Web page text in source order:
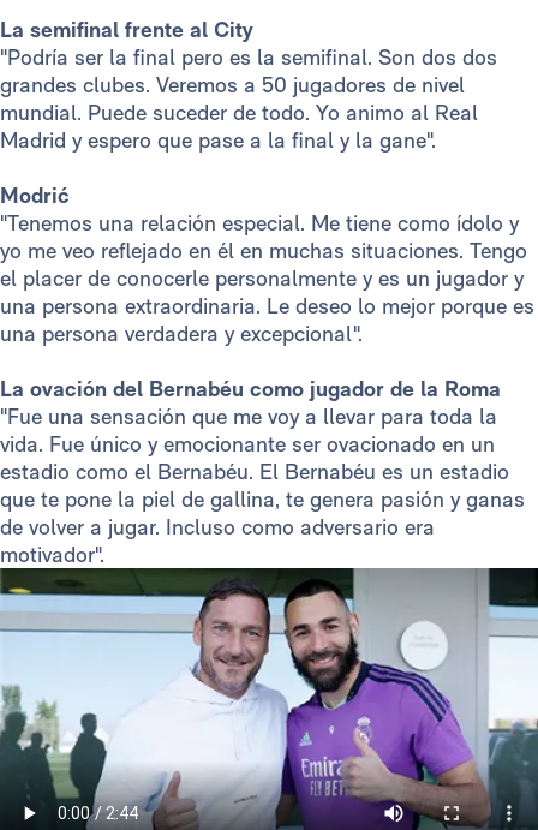
La semifinal frente al City
"Podría ser la final pero es la semifinal. Son dos dos
grandes clubes. Veremos a 50 jugadores de nivel
mundial. Puede suceder de todo. Yo animo al Real
Madrid y espero que pase a la final y la gane".
Modrić
"Tenemos una relación especial. Me tiene como ídolo y
yo me veo reflejado en él en muchas situaciones. Tengo
el placer de conocerle personalmente y es un jugador y
una persona extraordinaria. Le deseo lo mejor porque es
una persona verdadera y excepcional".
La ovación del Bernabéu como jugador de la Roma
"Fue una sensación que me voy a llevar para toda la
vida. Fue único y emocionante ser ovacionado en un
estadio como el Bernabéu. El Bernabéu es un estadio
que te pone la piel de gallina, te genera pasión y ganas
de volver a jugar. Incluso como adversario era
motivador".